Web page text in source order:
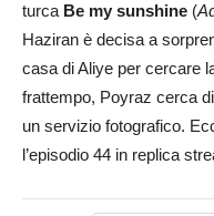
turca Be my sunshine (
Haziran è decisa a
casa di Aliye per cercare
frattempo, Poyraz cerca
un servizio fotografico.
l’episodio 44 in replica